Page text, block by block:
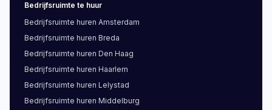
Bedrijfsruimte te huur
Bedrijfsruimte huren Amsterdam
Bedrijfsruimte huren Breda
Bedrijfsruimte huren Den Haag
Bedrijfsruimte huren Haarlem
Bedrijfsruimte huren Lelystad
Bedrijfsruimte huren Middelburg